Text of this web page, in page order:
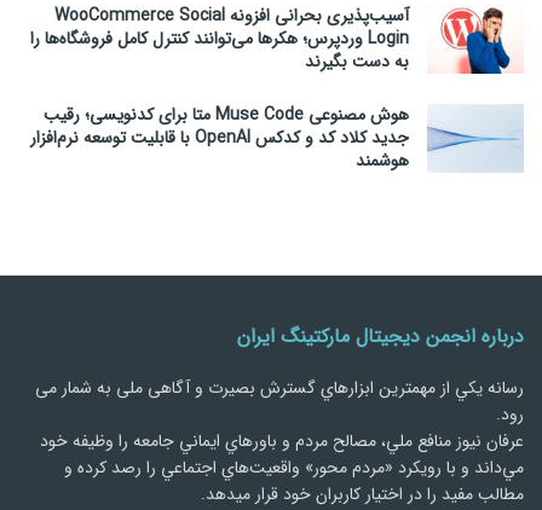
آسیب‌پذیری بحرانی افزونه WooCommerce Social
Login وردپرس؛ هکرها می‌توانند کنترل کامل فروشگاه‌ها را
به دست بگیرند
هوش مصنوعی Muse Code متا برای کدنویسی؛ رقیب
جدید کلاد کد و کدکس OpenAI با قابلیت توسعه نرم‌افزار
هوشمند
درباره انجمن دیجیتال مارکتینگ ایران
رسانه يكي از مهمترین ابزارهاي گسترش بصیرت و آگاهی ملی به شمار می
رود.
عرفان نیوز منافع ملي، مصالح مردم و باورهاي ايماني جامعه را وظيفه خود
مي‌داند و با رويكرد «مردم‌ محور» واقعيت‌هاي اجتماعي را رصد کرده و
مطالب مفید را در اختیار کاربران خود قرار میدهد.